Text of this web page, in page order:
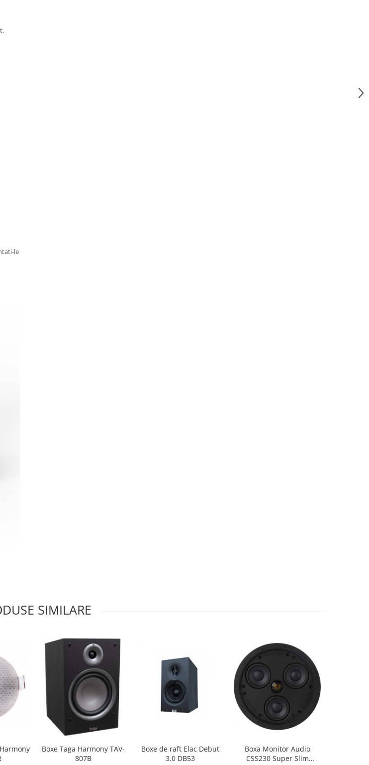
le
SIMILARE
Boxe Taga Harmony TAV-
807B
Boxe de raft Elac Debut
3.0 DB53
Boxa Monitor Audio
CSS230 Super Slim